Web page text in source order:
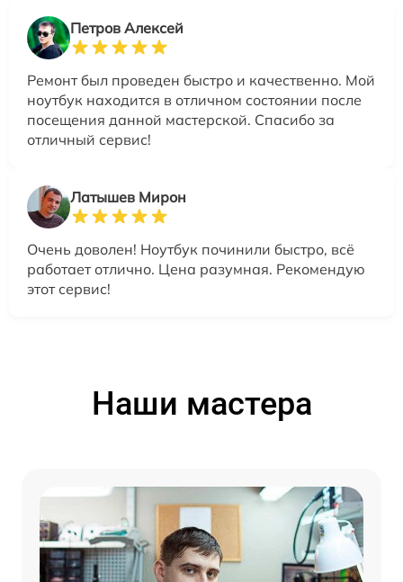
Петров Алексей
Ремонт был проведен быстро и качественно. Мой
ноутбук находится в отличном состоянии после
посещения данной мастерской. Спасибо за
отличный сервис!
Латышев Мирон
Очень доволен! Ноутбук починили быстро, всё
работает отлично. Цена разумная. Рекомендую
этот сервис!
Наши мастера